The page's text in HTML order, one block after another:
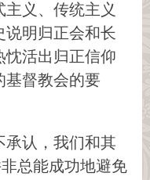
义、传统主义
说明归正会和长
忱活出归正信仰
基督教会的要
承认，我们和其
总能成功地避免